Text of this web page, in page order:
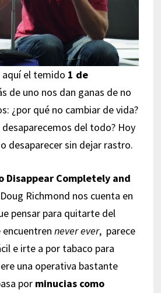
aquí el temido 1 de
de uno nos dan ganas de no
¿por qué no cambiar de vida?
desaparecemos del todo? Hoy
desaparecer sin dejar rastro.
DisappearCompletely and
Richmond nos cuenta en
pensar para quitarte del
never ever, parece
e irte a por tabaco para
una operativa bastante
por minucias como